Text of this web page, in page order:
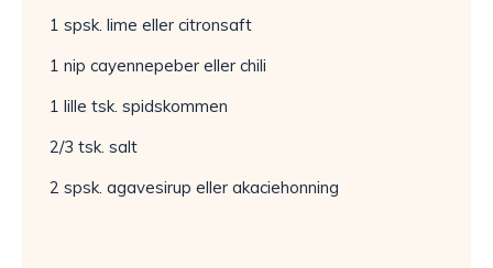
1 spsk. lime eller citronsaft
1 nip cayennepeber eller chili
1 lille tsk. spidskommen
2/3 tsk. salt
2 spsk. agavesirup eller akaciehonning